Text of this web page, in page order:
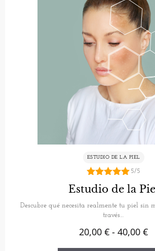
ESTUDIO DE LA PIEL
5.00
de 5
5/5
Estudio de la
Descubre qué necesita realmente tu piel sin
través…
20,00 € - 40,00 €